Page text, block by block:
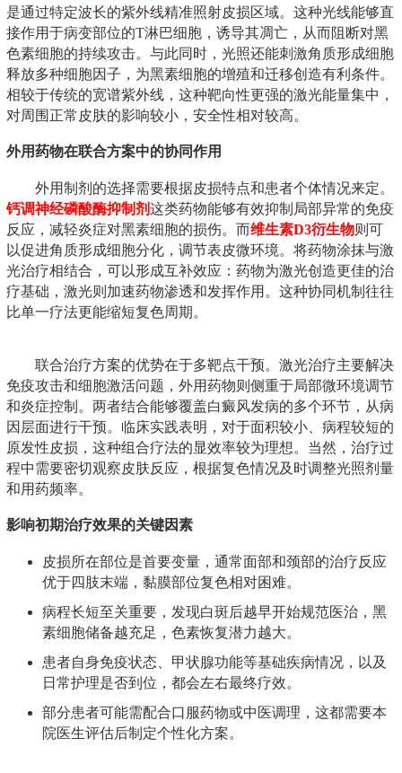
是通过特定波长的紫外线精准照射皮损区域。这种光线能够直
接作用于病变部位的T淋巴细胞，诱导其凋亡，从而阻断对黑
色素细胞的持续攻击。与此同时，光照还能刺激角质形成细胞
释放多种细胞因子，为黑素细胞的增殖和迁移创造有利条件。
相较于传统的宽谱紫外线，这种靶向性更强的激光能量集中，
对周围正常皮肤的影响较小，安全性相对较高。
外用药物在联合方案中的协同作用
外用制剂的选择需要根据皮损特点和患者个体情况来定。
钙调神经磷酸酶抑制剂这类药物能够有效抑制局部异常的免疫
反应，减轻炎症对黑素细胞的损伤。而维生素D3衍生物则可
以促进角质形成细胞分化，调节表皮微环境。将药物涂抹与激
光治疗相结合，可以形成互补效应：药物为激光创造更佳的治
疗基础，激光则加速药物渗透和发挥作用。这种协同机制往往
比单一疗法更能缩短复色周期。
联合治疗方案的优势在于多靶点干预。激光治疗主要解决
免疫攻击和细胞激活问题，外用药物则侧重于局部微环境调节
和炎症控制。两者结合能够覆盖白癜风发病的多个环节，从病
因层面进行干预。临床实践表明，对于面积较小、病程较短的
原发性皮损，这种组合疗法的显效率较为理想。当然，治疗过
程中需要密切观察皮肤反应，根据复色情况及时调整光照剂量
和用药频率。
影响初期治疗效果的关键因素
皮损所在部位是首要变量，通常面部和颈部的治疗反应
优于四肢末端，黏膜部位复色相对困难。
病程长短至关重要，发现白斑后越早开始规范医治，黑
素细胞储备越充足，色素恢复潜力越大。
患者自身免疫状态、甲状腺功能等基础疾病情况，以及
日常护理是否到位，都会左右最终疗效。
部分患者可能需配合口服药物或中医调理，这都需要本
院医生评估后制定个性化方案。